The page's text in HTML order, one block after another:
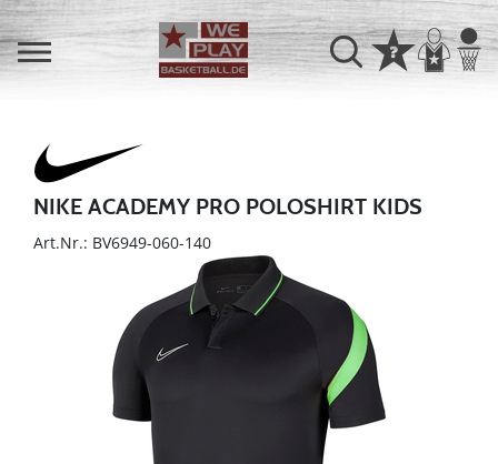
NIKE ACADEMY PRO POLOSHIRT KIDS
Art.Nr.: BV6949-060-140